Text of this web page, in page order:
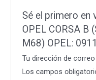
M68)
OPEL:
09115063
cantidad
Sé el primero en
OPEL CORSA B
M68) OPEL:
Tu dirección de
Los campos